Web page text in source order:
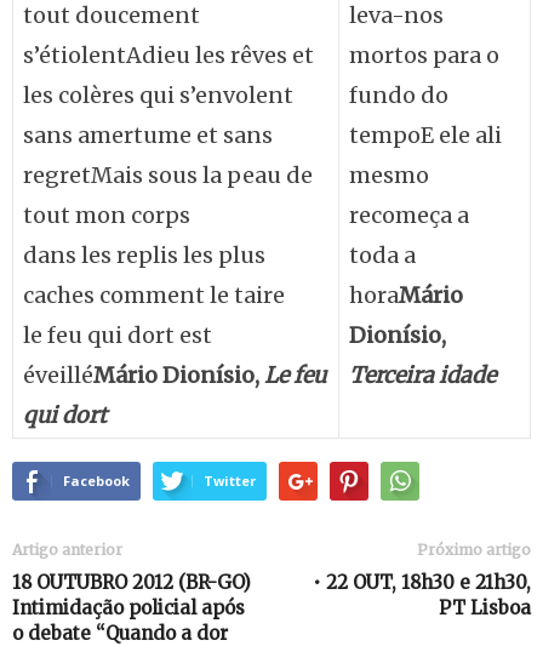
tout doucement
s’étiolentAdieu les rêves et
les colères qui s’envolent
sans amertume et sans
regretMais sous la peau de
tout mon corps
dans les replis les plus
caches comment le taire
le feu qui dort est
éveilléMário Dionísio,Le feu
qui dort
leva-nos
mortos para o
fundo do
tempoE ele ali
mesmo
recomeça a
toda a
horaMário
Dionísio,
Terceira idade
Facebook Twitter
Artigo anterior
18 OUTUBRO 2012 (BR-GO)
Intimidação policial após
o debate “Quando a dor
Próximo artigo
• 22 OUT, 18h30 e 21h30,
PT Lisboa